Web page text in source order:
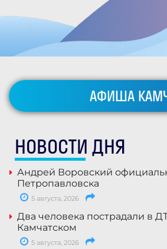
АФИША
НОВОСТИ ДНЯ
Андрей Воровский
Петропавловска
5 августа, 2026
Два человека пострадали в
Камчатском
5 августа, 2026